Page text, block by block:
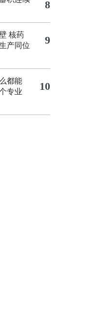
8
核药
产同位
9
都能
专业
10